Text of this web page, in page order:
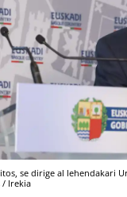
se dirige al lehendakari
/ Irekia